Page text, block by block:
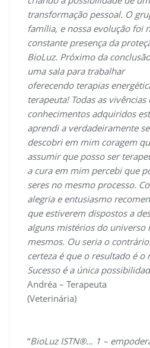
transformação pessoal. O
família, e nossa evolução foi
constante presença da
BioLuz. Próximo da
uma sala para trabalhar
oferecendo terapias
terapeuta! Todas as vivências
conhecimentos adquiridos
aprendi a verdadeiramente
descobri em mim coragem
assumir que posso ser
a cura em mim percebi que
seres no mesmo processo.
alegria e entusiasmo
que estiverem dispostos a
alguns mistérios do universo
mesmos. Ou seria o
certeza é que o resultado é o
Sucesso é a única
Andréa – Terapeuta
(Veterinária)
“BioLuz ISTN®… 1 –